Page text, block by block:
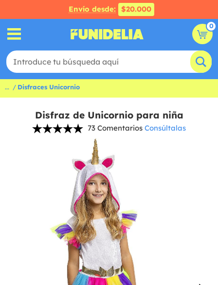
Envío desde: $20.000
0
... Disfraces Unicornio
Disfraz de Unicornio para niña
73 Comentarios Consúltalas